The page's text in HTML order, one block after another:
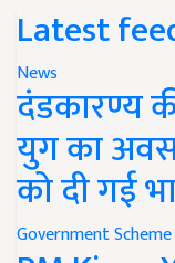
Latest
News
दंडकारण्य
युग का
को दी गई
Government Scheme